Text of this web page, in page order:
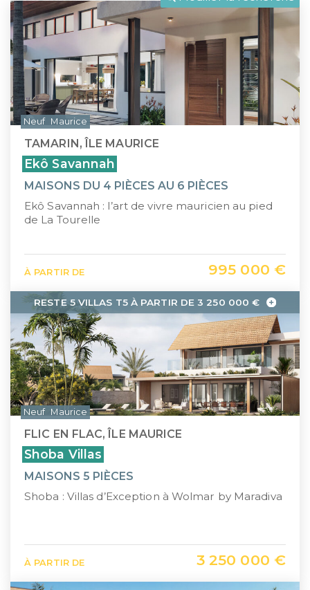
LLI
CIIC (Corse)
Maurice (non-résident)
PTZ
TVA réduite
Pays de la Loire
Provence-Alpes-Côte d'Azur
Guadeloupe (971)
Guyane (973)
La Réunion (974)
Martinique (972)
Nouvelle-Calédonie (988)
Polynésie française (987)
Île Maurice
TAMARIN, ÎLE MAURICE
Ekô Savannah
MAISONS DU 4 PIÈCES AU 6 PIÈCES
Ekô Savannah : l’art de vivre mauricien au pied
de La Tourelle
À PARTIR DE 995 000 €
Neuf Maurice
RESTE 5 VILLAS T5 À PARTIR DE 3 250 000 €
FLIC EN FLAC, ÎLE MAURICE
Shoba Villas
MAISONS 5 PIÈCES
Shoba : Villas d’Exception à Wolmar by Maradiva
À PARTIR DE 3 250 000 €
Neuf Maurice